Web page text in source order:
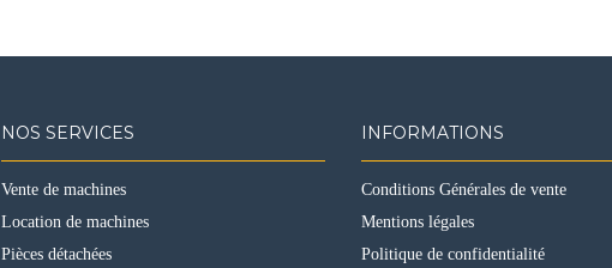
NOS SERVICES
Vente de machines
Location de machines
Pièces détachées
INFORMATIONS
Conditions Générales de vente
Mentions légales
Politique de confidentialité